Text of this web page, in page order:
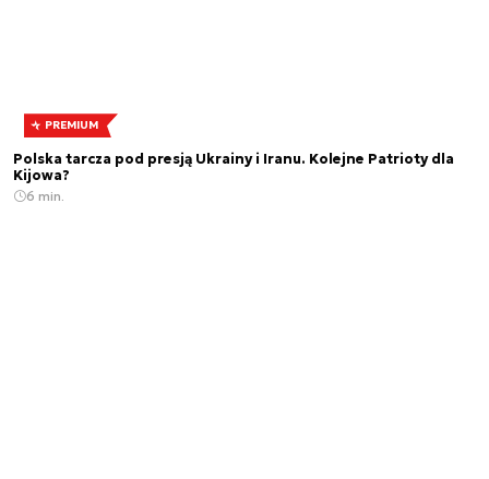
PREMIUM
Polska tarcza pod presją Ukrainy i Iranu. Kolejne Patrioty dla
Kijowa?
6 min.